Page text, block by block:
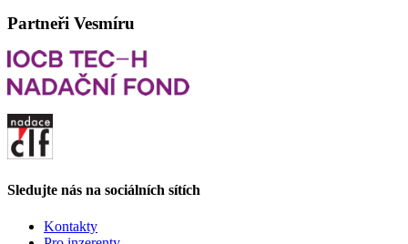
Partneři Vesmíru
Sledujte nás na sociálních sítích
Kontakty